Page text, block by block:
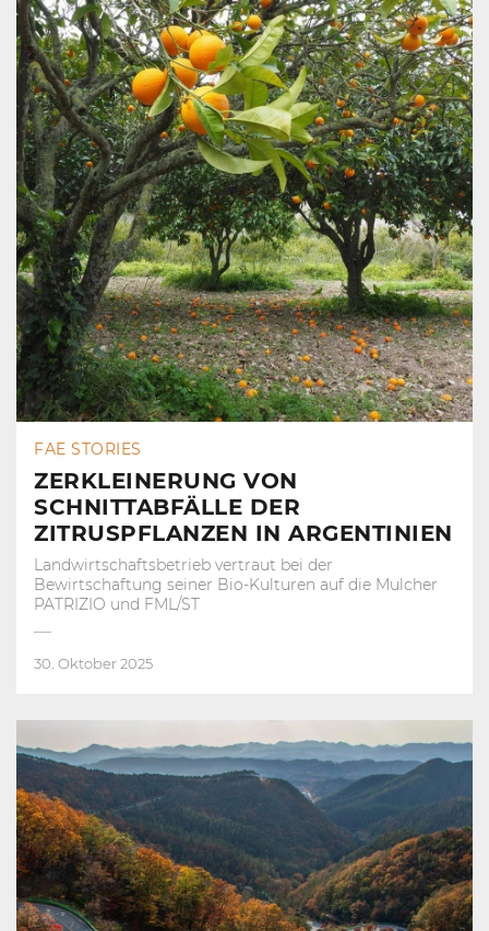
FAE STORIES
ZERKLEINERUNG VON
SCHNITTABFÄLLE DER
ZITRUSPFLANZEN IN ARGENTINIEN
Landwirtschaftsbetrieb vertraut bei der
Bewirtschaftung seiner Bio-Kulturen auf die Mulcher
PATRIZIO und FML/ST
30. Oktober 2025